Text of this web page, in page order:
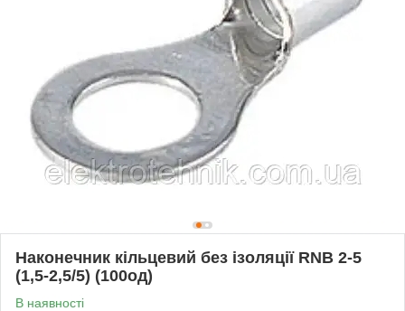
Наконечник кільцевий без ізоляції RNB 2-5
(1,5-2,5/5) (100од)
В наявності